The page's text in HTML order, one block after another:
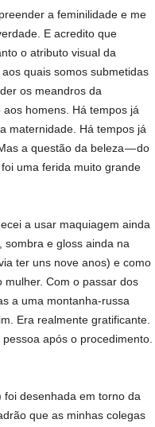
a feminilidade e me
E acredito que
o atributo visual da
quais somos submetidas
os meandros da
homens. Há tempos já
maternidade. Há tempos já
a questão da beleza — do
uma ferida muito grande
a usar maquiagem ainda
e gloss ainda na
ter uns nove anos) e como
Com o passar dos
a uma montanha-russa
Era realmente gratificante.
após o procedimento.
desenhada em torno da
que as minhas colegas